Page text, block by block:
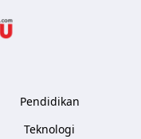
Pendidikan
Teknologi